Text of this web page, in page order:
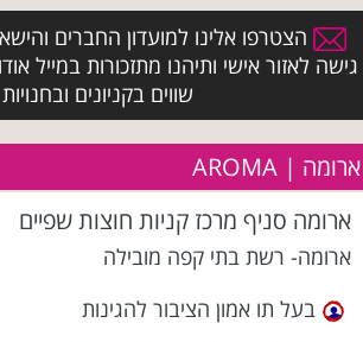
הצטרפו אלינו למועדון החברים
גישה לאזור אישי ותיהנו מתזכורות במייל
שווים בקניונים ובחנויות
ארומה | AROMA
ארומה סניף מרכז קניות חוצות שפיים
ארומה- רשת בתי קפה מובילה
בעל תו אמון הציבור להגינות